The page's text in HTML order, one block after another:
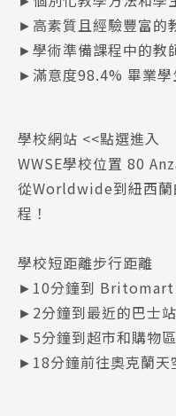
►高素質且經驗豐富的
►學術準備課程中的教
►滿意度98.4% 畢業學
學校網站 <<點選進入
WWSE學校位置 80
從Worldwide到紐西蘭
程！
學校短距離步行距離
►10分鐘到 Britomart
►2分鐘到最近的巴士站
►5分鐘到超市和購物區
►18分鐘前往奧克蘭天